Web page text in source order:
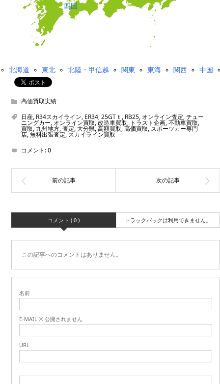
四国
北海道 東北 北陸・甲信越 関東 東海 関西 中国
高価買取実績
日産, R34スカイライン, ER34,25GTｔ , RB25, オンライン査定,チュー
ニングカー, オンライン買取,改造車買取, トラスト企画,不動車買取,
買取, 九州地方,査定,大分県,高額買取,高価買取,スポーツカー専門
店,無料出張査定,スカイライン買取
コメント:0
コメント ( 0 ) トラックバックは利用できません。
この記事へのコメントはありません。
名前
E-MAIL ※ 公開されません
URL